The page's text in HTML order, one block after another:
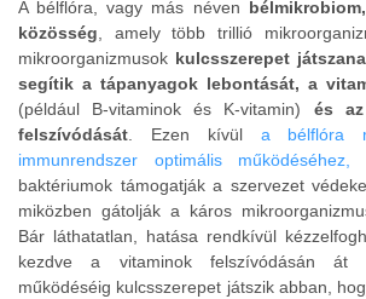
A bélflóra, vagy más néven
közösség, amely több trillió
mikroorganizmusok kulcsszerepet
segítik a tápanyagok lebontását, a
(például B-vitaminok és K-vitamin) és
felszívódását. Ezen kívül a bélflóra
immunrendszer optimális működéséhez,
baktériumok támogatják a szervezet
miközben gátolják a káros
Bár láthatatlan, hatása rendkívül
kezdve a vitaminok felszívódásán át
működéséig kulcsszerepet játszik abban,